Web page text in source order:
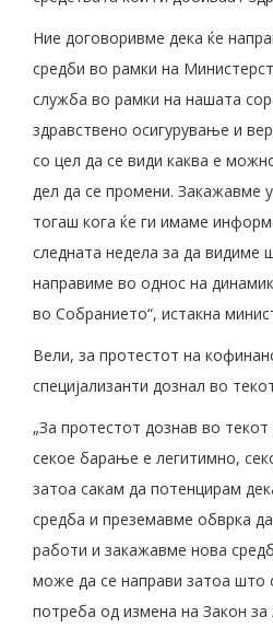
Ние договоривме дека ќе
средби во рамки на
служба во рамки на нашата
здравствено осигурување и
со цел да се види каква е
дел да се промени. Закажавме
тогаш кога ќе ги имаме
следната недела за да
направиме во однос на
во Собранието“, истакна
Вели, за протестот на
специјализанти дознал во
„За протестот дознав во
секое барање е легитимно,
затоа сакам да потенцирам
средба и преземавме обврка
работи и закажавме нова
може да се направи затоа што
потреба од измена на Закон за